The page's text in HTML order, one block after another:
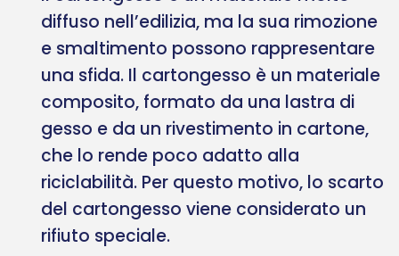
diffuso nell’edilizia, ma la sua rimozione
e smaltimento possono rappresentare
una sfida. Il cartongesso è un materiale
composito, formato da una lastra di
gesso e da un rivestimento in cartone,
che lo rende poco adatto alla
riciclabilità. Per questo motivo, lo scarto
del cartongesso viene considerato un
rifiuto speciale.